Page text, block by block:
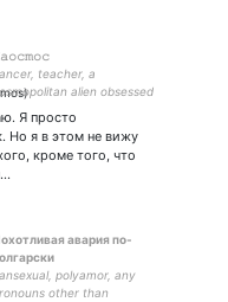
teacher, a
alien obsessed
#cinematography
#politics #economics
Я просто
Но я в этом не вижу
кроме того, что
авария по-
polyamor, any
other than